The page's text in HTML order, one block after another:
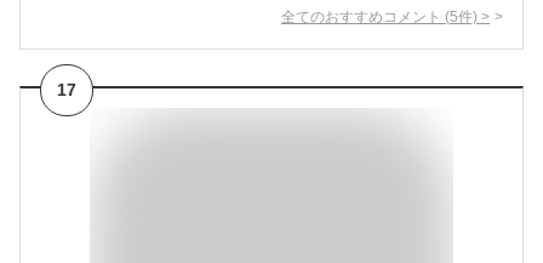
全てのおすすめコメント (5件) >
17